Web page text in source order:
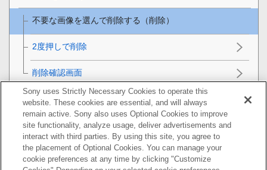
不要な画像を選んで削除する（削除）
2度押しで削除
削除確認画面
テレビと接続して画像を見る
カメラの設定を変更する
スマートフォンでできること
Sony uses Strictly Necessary Cookies to operate this
website. These cookies are essential, and will always
remain active. Sony also uses Optional Cookies to improve
site functionality, analyze usage, deliver advertisements and
interact with third parties. By using this site, you agree to
the placement of Optional Cookies. You can manage your
cookie preferences at any time by clicking "Customize